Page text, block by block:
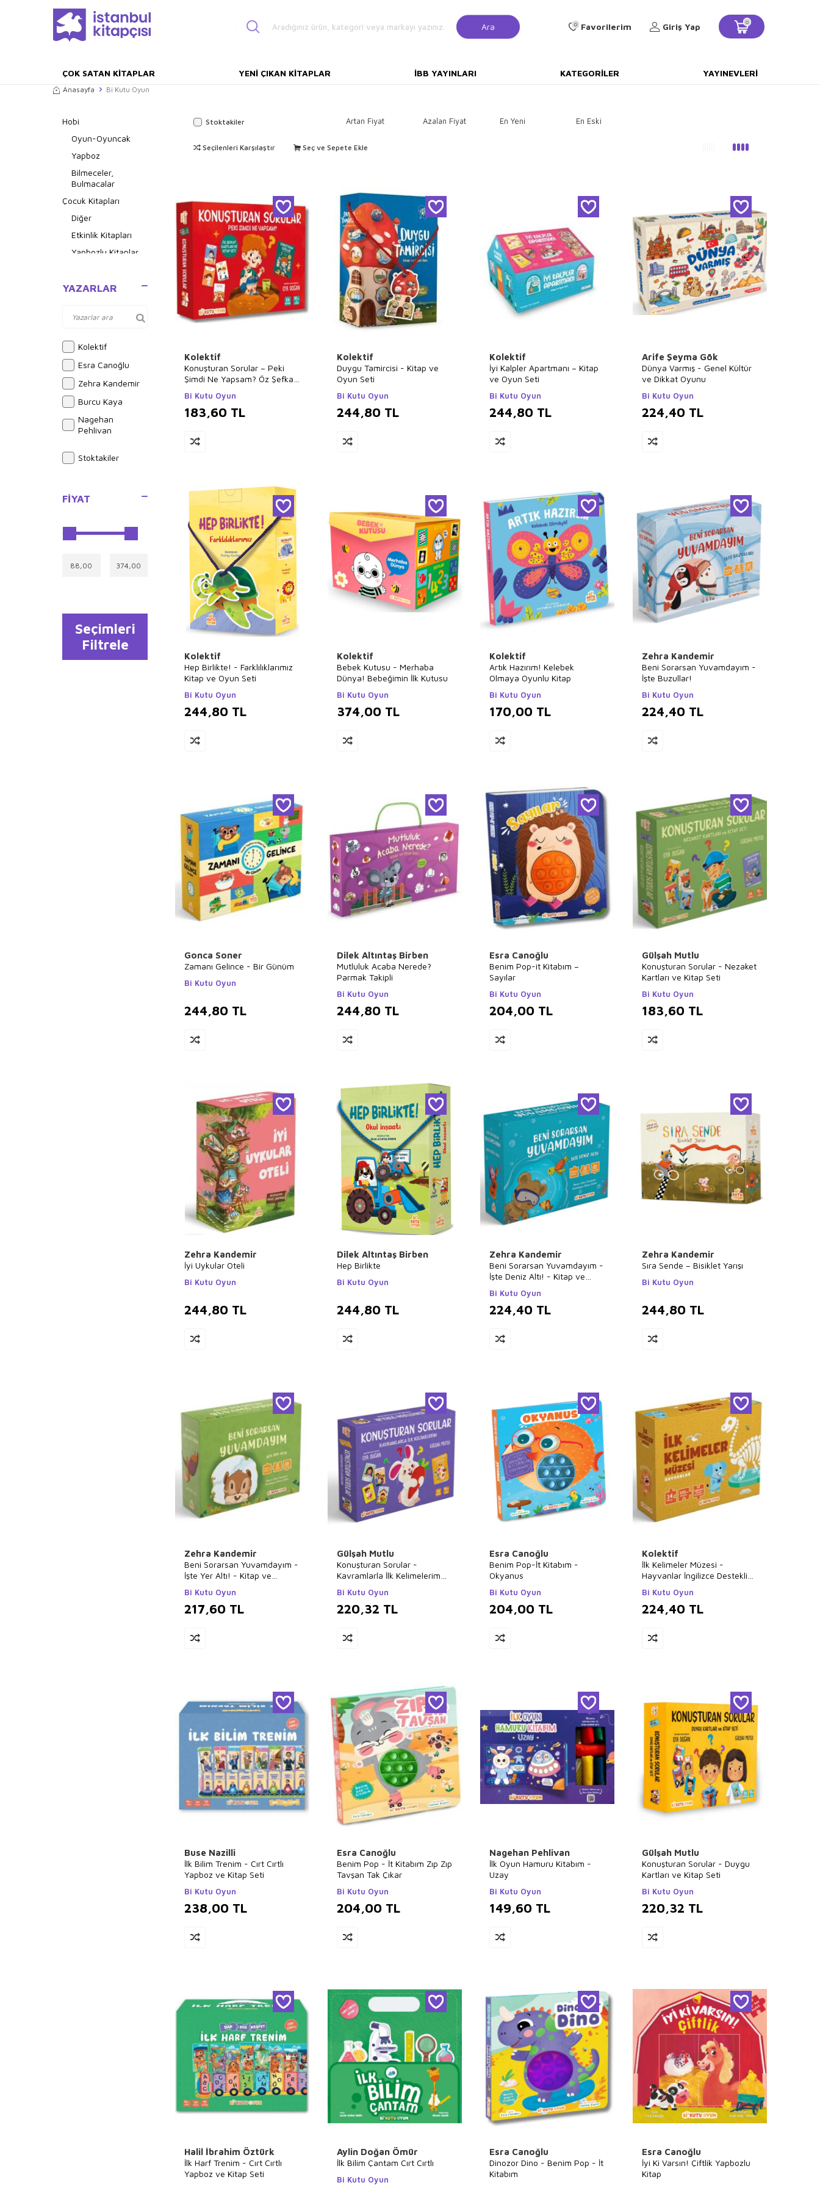
Ara 0 Favorilerim Giriş Yap 0
ÇOK SATAN KITAPLAR YENI ÇIKAN KITAPLAR İBB YAYINLARI KATEGORILER YAYINEVLERI
Anasayfa Bi Kutu Oyun
Hobi
Oyun-Oyuncak
Yapboz
Bilmeceler,
Bulmacalar
Çocuk Kitapları
Diğer
Etkinlik Kitapları
Yapbozlu Kitaplar
Oyun Kitapları
Kitaplar
Okul Öncesi Çocuk
Kitapları
Hikayeler
Hobi-Müzik
Bilimsel Kitaplar
Bilmece, Bulmaca
YAZARLAR
Kolektif
Esra Canoğlu
Zehra Kandemir
Burcu Kaya
Nagehan
Pehlivan
Öztürk
Dilek Altıntaş
Peltek
Gonca Soner
Arife Şeyma Gök
Stoktakiler
FIYAT
Seçimleri
Filtrele
Stoktakiler Artan Fiyat Azalan Fiyat En Yeni En Eski
Seçilenleri Karşılaştır Seç ve Sepete Ekle
Kolektif
Konuşturan Sorular – Peki
Şimdi Ne Yapsam? Öz Şefkat
Bi Kutu Oyun
183,60 TL
Kolektif
Duygu Tamircisi - Kitap ve
Oyun Seti
Bi Kutu Oyun
244,80 TL
Kolektif
İyi Kalpler Apartmanı – Kitap
ve Oyun Seti
Bi Kutu Oyun
244,80 TL
Arife Şeyma Gök
Dünya Varmış - Genel Kültür
ve Dikkat Oyunu
Bi Kutu Oyun
224,40 TL
Kolektif
Hep Birlikte! - Farklılıklarımız
Kitap ve Oyun Seti
Bi Kutu Oyun
244,80 TL
Kolektif
Bebek Kutusu - Merhaba
Dünya! Bebeğimin İlk Kutusu
Bi Kutu Oyun
374,00 TL
Kolektif
Artık Hazırım! Kelebek
Olmaya Oyunlu Kitap
Bi Kutu Oyun
170,00 TL
Zehra Kandemir
Beni Sorarsan Yuvamdayım -
İşte Buzullar!
Bi Kutu Oyun
224,40 TL
Gonca Soner
Zamanı Gelince - Bir Günüm
Bi Kutu Oyun
244,80 TL
Dilek Altıntaş Birben
Mutluluk Acaba Nerede?
Parmak Takipli
Bi Kutu Oyun
244,80 TL
Esra Canoğlu
Benim Pop-it Kitabım –
Sayılar
Bi Kutu Oyun
204,00 TL
Gülşah Mutlu
Konuşturan Sorular - Nezaket
Kartları ve Kitap Seti
Bi Kutu Oyun
183,60 TL
Zehra Kandemir
İyi Uykular Oteli
Bi Kutu Oyun
244,80 TL
Dilek Altıntaş Birben
Hep Birlikte
Bi Kutu Oyun
244,80 TL
Zehra Kandemir
Beni Sorarsan Yuvamdayım -
İşte Deniz Altı! - Kitap ve
Bi Kutu Oyun
224,40 TL
Zehra Kandemir
Sıra Sende – Bisiklet Yarışı
Bi Kutu Oyun
244,80 TL
Zehra Kandemir
Beni Sorarsan Yuvamdayım -
İşte Yer Altı! - Kitap ve
Bi Kutu Oyun
217,60 TL
Gülşah Mutlu
Konuşturan Sorular -
Kavramlarla İlk Kelimelerim
Bi Kutu Oyun
220,32 TL
Esra Canoğlu
Benim Pop-İt Kitabım -
Okyanus
Bi Kutu Oyun
204,00 TL
Kolektif
İlk Kelimeler Müzesi -
Hayvanlar İngilizce Destekli
Bi Kutu Oyun
224,40 TL
Buse Nazilli
İlk Bilim Trenim - Cırt Cırtlı
Yapboz ve Kitap Seti
Bi Kutu Oyun
238,00 TL
Esra Canoğlu
Benim Pop - İt Kitabım Zıp Zıp
Tavşan Tak Çıkar
Bi Kutu Oyun
204,00 TL
Nagehan Pehlivan
İlk Oyun Hamuru Kitabım -
Uzay
Bi Kutu Oyun
149,60 TL
Gülşah Mutlu
Konuşturan Sorular - Duygu
Kartları ve Kitap Seti
Bi Kutu Oyun
220,32 TL
Halil İbrahim Öztürk
İlk Harf Trenim - Cırt Cırtlı
Yapboz ve Kitap Seti
Aylin Doğan Ömür
İlk Bilim Çantam Cırt Cırtlı
Bi Kutu Oyun
Esra Canoğlu
Dinozor Dino - Benim Pop - İt
Kitabım
Esra Canoğlu
İyi Ki Varsın! Çiftlik Yapbozlu
Kitap